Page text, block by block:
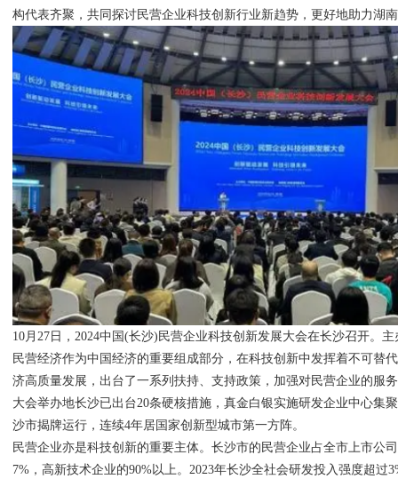
构代表齐聚，共同探讨民营企业科技创新行业新趋势，更好地助力湖
10月27日，2024中国(长沙)民营企业科技创新发展大会在长沙召开。
民营经济作为中国经济的重要组成部分，在科技创新中发挥着不可替
济高质量发展，出台了一系列扶持、支持政策，加强对民营企业的服
大会举办地长沙已出台20条硬核措施，真金白银实施研发企业中心集
沙市揭牌运行，连续4年居国家创新型城市第一方阵。
民营企业亦是科技创新的重要主体。长沙市的民营企业占全市上市公
7%，高新技术企业的90%以上。2023年长沙全社会研发投入强度超过